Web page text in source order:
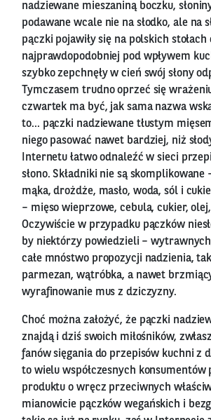
nadziewane mieszaniną boczku,
podawane wcale nie na słodko, ale na
pączki pojawiły się na polskich stołach
najprawdopodobniej pod wpływem
szybko zepchnęły w cień swój słony
Tymczasem trudno oprzeć się
czwartek ma być, jak sama nazwa
to… pączki nadziewane tłustym
niego pasować nawet bardziej, niż
Internetu łatwo odnaleźć w sieci
słono. Składniki nie są skomplikowane
mąka, drożdże, masło, woda, sól i
– mięso wieprzowe, cebula, cukier,
Oczywiście w przypadku pączków
by niektórzy powiedzieli –
całe mnóstwo propozycji nadzienia,
parmezan, wątróbka, a nawet
wyrafinowanie mus z dziczyzny.
Choć można założyć, że pączki
znajdą i dziś swoich miłośników,
fanów sięgania do przepisów kuchni z
to wielu współczesnych konsumentów
produktu o wręcz przeciwnych
mianowicie pączków wegańskich i